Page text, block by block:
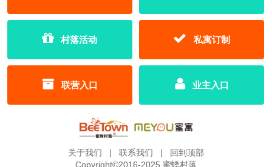
村落活动 私寓订制
联营入口 业主入口
关于我们 | 联系我们 |
回到顶部
Copyright©2016-2025 蜜蜂村落